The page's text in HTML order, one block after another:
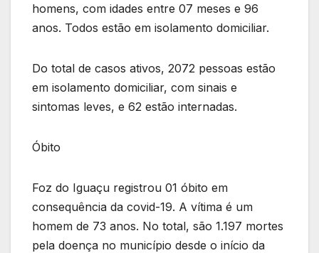
homens, com idades entre 07 meses e 96
anos. Todos estão em isolamento domiciliar.
Do total de casos ativos, 2072 pessoas estão
em isolamento domiciliar, com sinais e
sintomas leves, e 62 estão internadas.
Óbito
Foz do Iguaçu registrou 01 óbito em
consequência da covid-19. A vítima é um
homem de 73 anos. No total, são 1.197 mortes
pela doença no município desde o início da